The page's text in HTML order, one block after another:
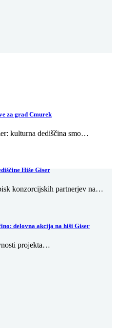
za grad Cmurek
kulturna dediščina smo…
Hiše Giser
konzorcijskih partnerjev na…
delovna akcija na hiši Giser
projekta…